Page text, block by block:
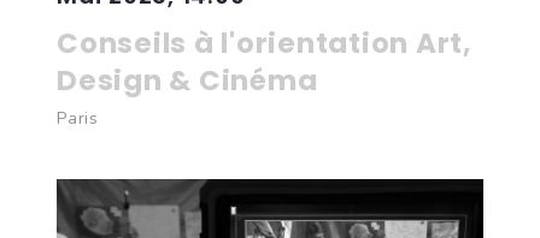
Conseils à l'orientation Art,
Design & Cinéma
Paris